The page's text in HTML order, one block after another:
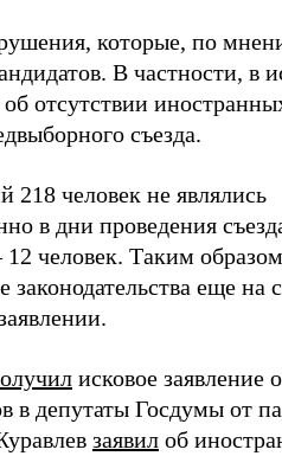
которые, по
В частности, в
отсутствии
съезда.
человек не являлись
в дни проведения
человек. Таким
еще на
исковое заявление
в депутаты Госдумы от
заявил об